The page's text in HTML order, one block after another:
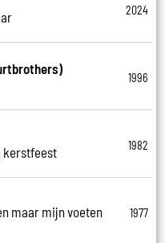
2024
1996
kerstfeest
1982
maar mijn voeten
1977